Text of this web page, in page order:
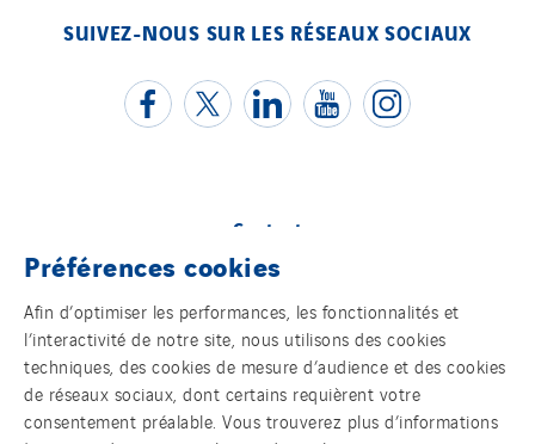
SUIVEZ-NOUS SUR LES RÉSEAUX SOCIAUX
Contact
Mentions légales
Cookies
Accessibilité
Préférences cookies
Afin d’optimiser les performances, les fonctionnalités et
l’interactivité de notre site, nous utilisons des cookies
techniques, des cookies de mesure d’audience et des cookies
de réseaux sociaux, dont certains requièrent votre
consentement préalable. Vous trouverez plus d’informations